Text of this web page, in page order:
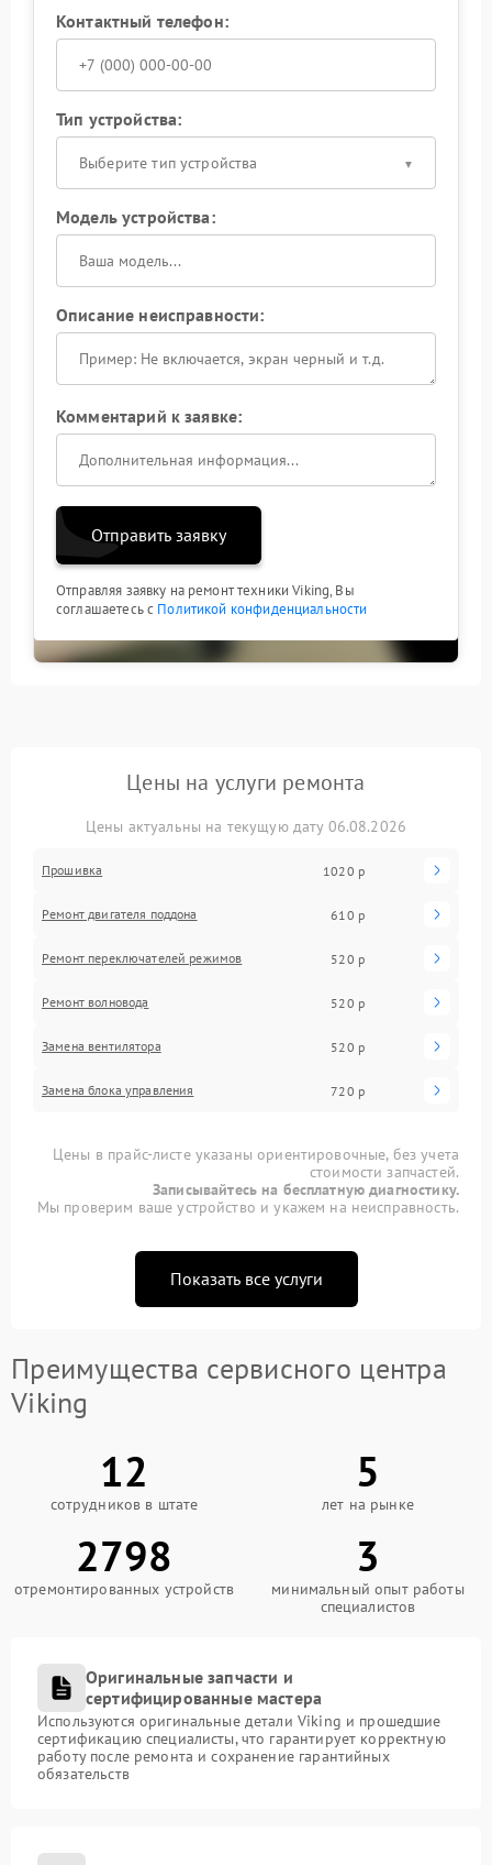
Контактный телефон:
Тип устройства:
Выберите тип устройства
Модель устройства:
Описание неисправности:
Комментарий к заявке:
Отправить заявку
Отправляя заявку на ремонт техники Viking, Вы
соглашаетесь с Политикой конфиденциальности
Цены на услуги ремонта
Цены актуальны на текущую дату 06.08.2026
Прошивка 1020 р
Ремонт двигателя поддона 610 р
Ремонт переключателей режимов 520 р
Ремонт волновода 520 р
Замена вентилятора 520 р
Замена блока управления 720 р
Цены в прайс-листе указаны ориентировочные, без учета
стоимости запчастей.
Записывайтесь на бесплатную диагностику.
Мы проверим ваше устройство и укажем на неисправность.
Показать все услуги
Преимущества сервисного центра
Viking
12
сотрудников в штате
5
лет на рынке
2798
отремонтированных устройств
3
минимальный опыт работы
специалистов
Оригинальные запчасти и
сертифицированные мастера
Используются оригинальные детали Viking и прошедшие
сертификацию специалисты, что гарантирует корректную
работу после ремонта и сохранение гарантийных
обязательств